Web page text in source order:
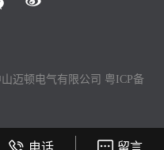
迈顿电气有限公司 粤ICP备
电话 留言